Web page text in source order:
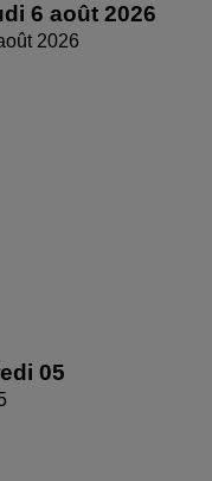
6 août 2026
2026
05